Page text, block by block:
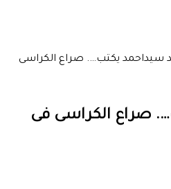
سيداحمد يكتب…. صراع الكراسى
صراع الكراسى فى